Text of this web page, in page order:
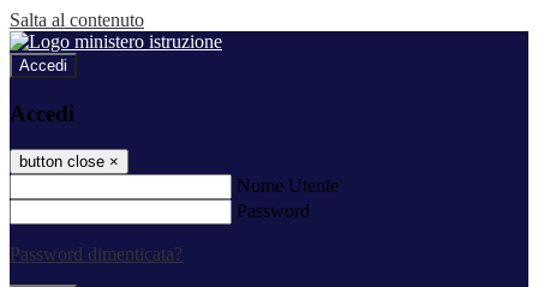
Salta al contenuto
Accedi
Accedi
button close ×
Nome Utente
Password
Password dimenticata?